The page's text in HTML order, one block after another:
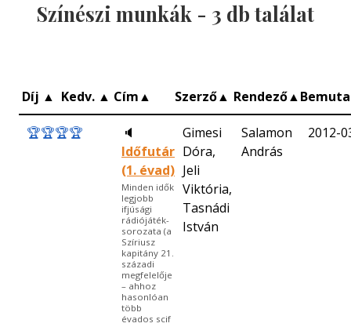
Színészi munkák - 3 db találat
Díj ▲ Kedv. ▲ Cím▲ Szerző▲ Rendező▲
🏆🏆🏆🏆
🔈
Időfutár
(1. évad)
Minden idők
legjobb
ifjúsági
rádiójáték-
sorozata (a
Szíriusz
kapitány 21.
századi
megfelelője
– ahhoz
hasonlóan
több
évados scif
Gimesi
Dóra,
Jeli
Viktória,
Tasnádi
István
Salamon
András
2012-